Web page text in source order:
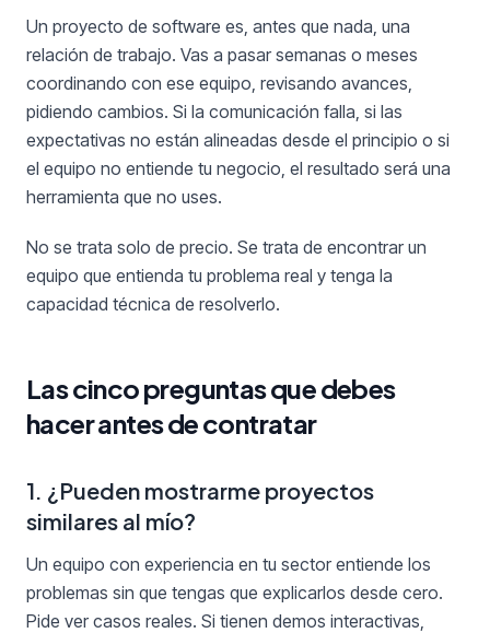
Un proyecto de software es, antes que nada, una
relación de trabajo. Vas a pasar semanas o meses
coordinando con ese equipo, revisando avances,
pidiendo cambios. Si la comunicación falla, si las
expectativas no están alineadas desde el principio o si
el equipo no entiende tu negocio, el resultado será una
herramienta que no uses.
No se trata solo de precio. Se trata de encontrar un
equipo que entienda tu problema real y tenga la
capacidad técnica de resolverlo.
Las cinco preguntas que debes
hacer antes de contratar
1. ¿Pueden mostrarme proyectos
similares al mío?
Un equipo con experiencia en tu sector entiende los
problemas sin que tengas que explicarlos desde cero.
Pide ver casos reales. Si tienen demos interactivas,